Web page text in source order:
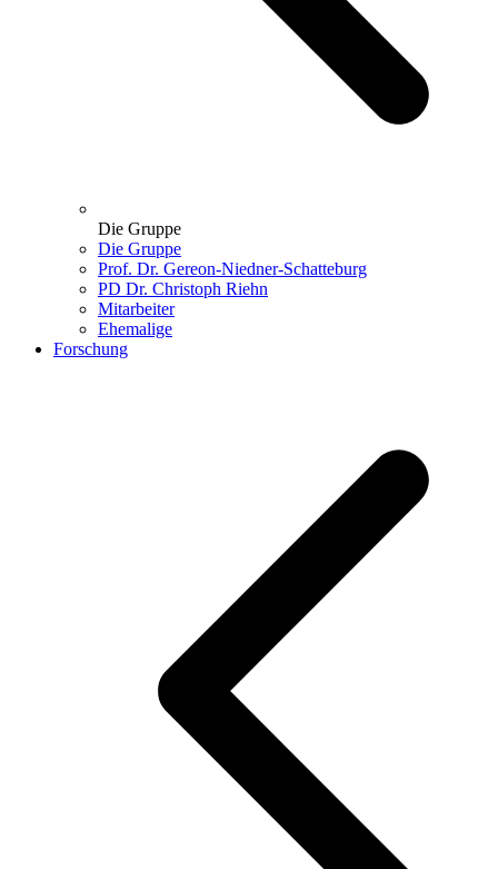
Die Gruppe
Die Gruppe
Prof. Dr. Gereon-Niedner-Schatteburg
PD Dr. Christoph Riehn
Mitarbeiter
Ehemalige
Forschung